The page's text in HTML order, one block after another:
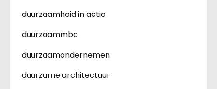
duurzaamheid in actie
duurzaammbo
duurzaamondernemen
duurzame architectuur